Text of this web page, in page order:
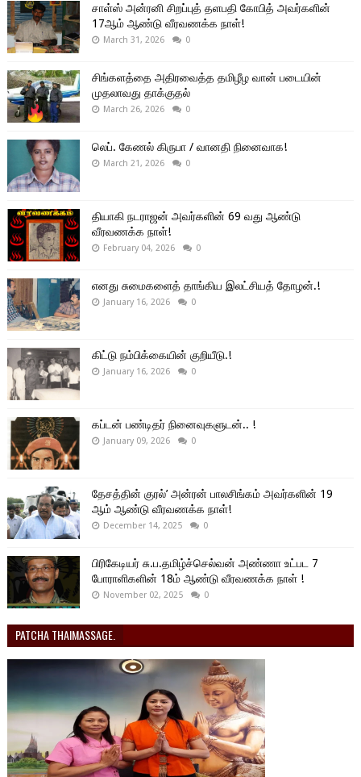
சாள்ஸ் அன்ரனி சிறப்புத் தளபதி கோபித் அவர்களின்
17ஆம் ஆண்டு வீரவணக்க நாள்!
March 31, 2026 0
சிங்களத்தை அதிரவைத்த தமிழீழ வான் படையின்
முதலாவது தாக்குதல்
March 26, 2026 0
லெப். கேணல் கிருபா / வானதி நினைவாக!
March 21, 2026 0
தியாகி நடராஜன் அவர்களின் 69 வது ஆண்டு
வீரவணக்க நாள்!
February 04, 2026 0
எனது சுமைகளைத் தாங்கிய இலட்சியத் தோழன்.!
January 16, 2026 0
கிட்டு நம்பிக்கையின் குறியீடு.!
January 16, 2026 0
கப்டன் பண்டிதர் நினைவுகளுடன்.. !
January 09, 2026 0
தேசத்தின் குரல்’ அன்ரன் பாலசிங்கம் அவர்களின் 19
ஆம் ஆண்டு வீரவணக்க நாள்!
December 14, 2025 0
பிரிகேடியர் சு.ப.தமிழ்ச்செல்வன் அண்ணா உட்பட 7
போராளிகளின் 18ம் ஆண்டு வீரவணக்க நாள் !
November 02, 2025 0
PATCHA THAIMASSAGE.